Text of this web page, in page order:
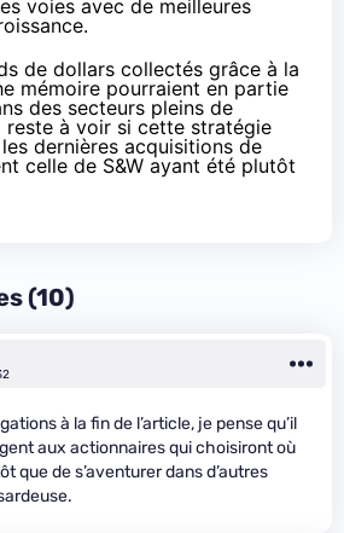
voies avec de meilleures
de dollars collectés grâce à la
mémoire pourraient en partie
des secteurs pleins de
reste à voir si cette stratégie
dernières acquisitions de
celle de S&W ayant été plutôt
(10)
à la fin de l’article, je pense qu’il
aux actionnaires qui choisiront où
que de s’aventurer dans d’autres